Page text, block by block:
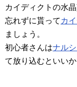
カイディクトの水晶
忘れずに貰って カ
ましょう。
初心者さんはナル
て放り込むといいか